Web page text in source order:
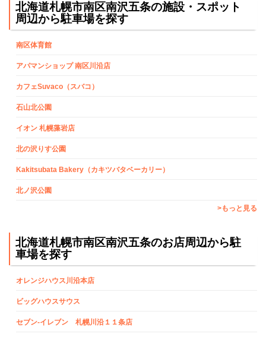
北海道札幌市南区南沢五条の施設・スポット
周辺から駐車場を探す
南区体育館
アパマンショップ 南区川沿店
カフェSuvaco（スバコ）
石山北公園
イオン 札幌藻岩店
北の沢りす公園
Kakitsubata Bakery（カキツバタベーカリー）
北ノ沢公園
>もっと見る
北海道札幌市南区南沢五条のお店周辺から駐
車場を探す
オレンジハウス川沿本店
ビッグハウスサウス
セブン‐イレブン 札幌川沿１１条店